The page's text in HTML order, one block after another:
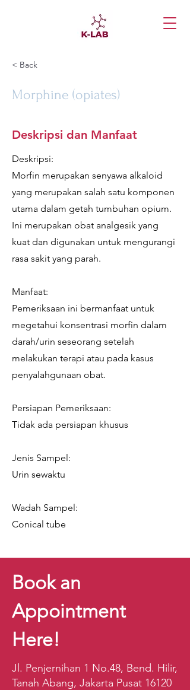
< Back
Morphine (opiates)
Deskripsi dan Manfaat
Deskripsi:
Morfin merupakan senyawa alkaloid
yang merupakan salah satu komponen
utama dalam getah tumbuhan opium.
Ini merupakan obat analgesik yang
kuat dan digunakan untuk mengurangi
rasa sakit yang parah.
Manfaat:
Pemeriksaan ini bermanfaat untuk
megetahui konsentrasi morfin dalam
darah/urin seseorang setelah
melakukan terapi atau pada kasus
penyalahgunaan obat.
Persiapan Pemeriksaan:
Tidak ada persiapan khusus
Jenis Sampel:
Urin sewaktu
Wadah Sampel:
Conical tube
Book an
Appointment
Here!
Jl. Penjernihan 1 No.48, Bend. Hilir,
Tanah Abang, Jakarta Pusat 16120